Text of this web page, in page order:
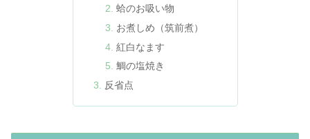
蛤のお吸い物
お煮しめ（筑前煮）
紅白なます
鯛の塩焼き
反省点